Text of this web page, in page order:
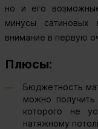
но и его
минусы сатиновых
внимание в первую
Плюсы:
Бюджетность
можно
которого не
натяжному